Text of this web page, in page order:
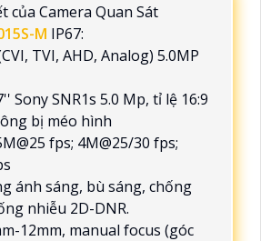
của Camera Quan Sát
M IP67:
TVI, AHD, Analog) 5.0MP
Sony SNR1s 5.0 Mp, tỉ lệ 16:9
bị méo hình
fps; 4M@25/30 fps;
ánh sáng, bù sáng, chống
nhiễu 2D-DNR.
12mm, manual focus (góc